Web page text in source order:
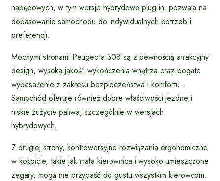
napędowych, w tym wersje hybrydowe plug-in, pozwala na
dopasowanie samochodu do indywidualnych potrzeb i
preferencji.
Mocnymi stronami Peugeota 308 są z pewnością atrakcyjny
design, wysoka jakość wykończenia wnętrza oraz bogate
wyposażenie z zakresu bezpieczeństwa i komfortu.
Samochód oferuje również dobre właściwości jezdne i
niskie zużycie paliwa, szczególnie w wersjach
hybrydowych.
Z drugiej strony, kontrowersyjne rozwiązania ergonomiczne
w kokpicie, takie jak mała kierownica i wysoko umieszczone
zegary, mogą nie przypaść do gustu wszystkim kierowcom.